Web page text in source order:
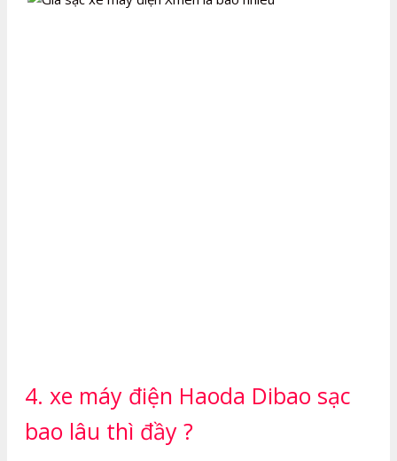
4. xe máy điện Haoda Dibao sạc
bao lâu thì đầy ?